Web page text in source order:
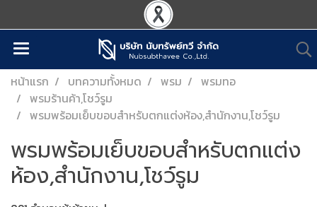
หน้าแรก บทความทั้งหมด พรม
พรมทอ
พรมร้านค้า,โชว์รูม
พรมพร้อมเย็บขอบสำหรับตกแต่งห้อง,สำนักงาน,โชว์รูม
พรมพร้อมเย็บขอบสำหรับตกแต่ง
ห้อง,สำนักงาน,โชว์รูม